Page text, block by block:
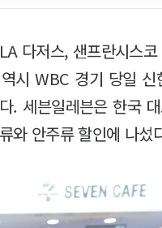
다저스, 샌프란시스
시 WBC 경기 당일
. 세븐일레븐은 한국
와 안주류 할인에 나섰